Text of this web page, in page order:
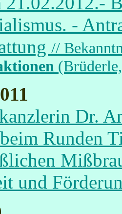
-
//
Dr.
Runden
und